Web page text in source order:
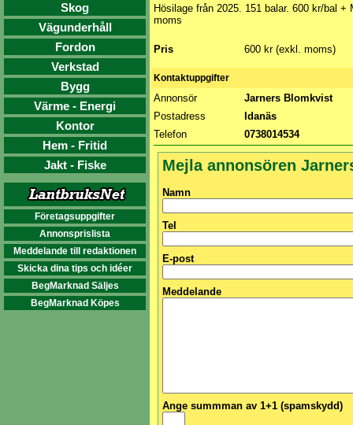
Skog
Vägunderhåll
Fordon
Verkstad
Bygg
Värme - Energi
Kontor
Hem - Fritid
Jakt - Fiske
Företagsuppgifter
Annonsprislista
Meddelande till redaktionen
Skicka dina tips och idéer
BegMarknad Säljes
BegMarknad Köpes
Hösilage från 2025. 151 balar. 600 kr/bal
moms
Pris 600 kr (exkl. moms)
Kontaktuppgifter
Annonsör
Jarners Blomkvist
Postadress
Idanäs
Telefon
0738014534
Mejla annonsören
Namn
Tel
E-post
Meddelande
Ange summman av 1+1 (spamskydd)